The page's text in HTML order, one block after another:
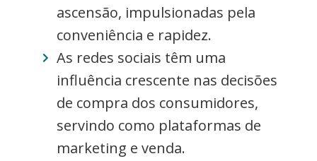
ascensão, impulsionadas pela
conveniência e rapidez.
As redes sociais têm uma
influência crescente nas decisões
de compra dos consumidores,
servindo como plataformas de
marketing e venda.